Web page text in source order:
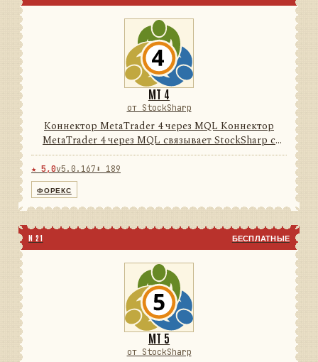
MT 4
от StockSharp
Коннектор MetaTrader 4 через MQL Коннектор
MetaTrader 4 через MQL связывает StockSharp с
терминалом MetaTrader 4 через поставляемый
MQL-эксперт и локальный нативный/FIX-мост. Он
★ 5,0v5.0.167 ⬇ 189
ФОРЕКС
N 21 БЕСПЛАТНЫЕ
MT 5
от StockSharp